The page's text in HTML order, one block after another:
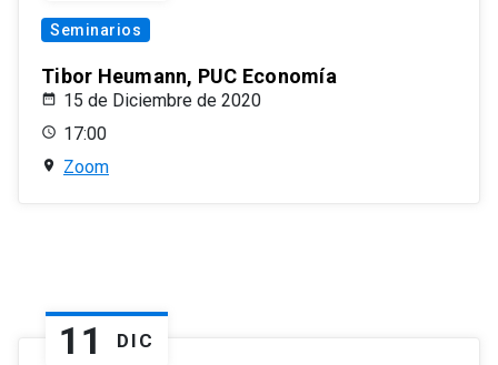
Seminarios
Tibor Heumann, PUC Economía
15 de Diciembre de 2020
17:00
Zoom
11 DIC